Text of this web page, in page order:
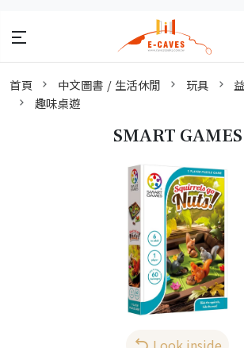
首頁 中文圖書 / 生活休閒 玩具
趣味桌遊
SMART GAMES